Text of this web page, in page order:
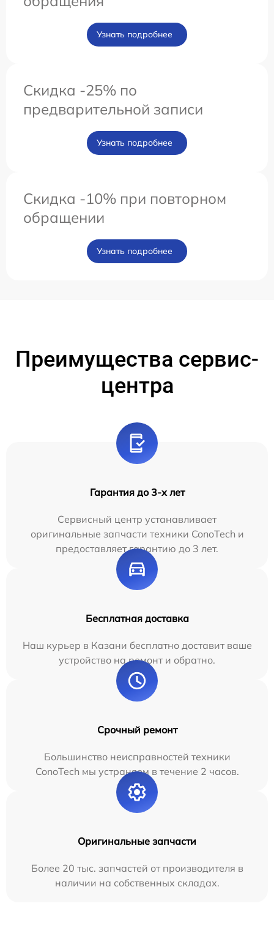
Узнать подробнее
Скидка -25% по
предварительной записи
Узнать подробнее
Скидка -10% при повторном
обращении
Узнать подробнее
Преимущества сервис-
центра
Гарантия до 3-х лет
Сервисный центр устанавливает
оригинальные запчасти техники ConoTech и
предоставляет гарантию до 3 лет.
Бесплатная доставка
Наш курьер в Казани бесплатно доставит ваше
устройство на ремонт и обратно.
Срочный ремонт
Большинство неисправностей техники
ConoTech мы устраняем в течение 2 часов.
Оригинальные запчасти
Более 20 тыс. запчастей от производителя в
наличии на собственных складах.